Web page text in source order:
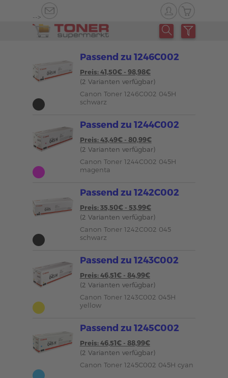
-->
Passend zu 1246C002
Preis: 41,50€ - 98,98€
(2 Varianten verfügbar)
Canon Toner 1246C002 045H
schwarz
Passend zu 1244C002
Preis: 43,49€ - 80,99€
(2 Varianten verfügbar)
Canon Toner 1244C002 045H
magenta
Passend zu 1242C002
Preis: 35,50€ - 53,99€
(2 Varianten verfügbar)
Canon Toner 1242C002 045
schwarz
Passend zu 1243C002
Preis: 46,51€ - 84,99€
(2 Varianten verfügbar)
Canon Toner 1243C002 045H
yellow
Passend zu 1245C002
Preis: 46,51€ - 88,99€
(2 Varianten verfügbar)
Canon Toner 1245C002 045H cyan